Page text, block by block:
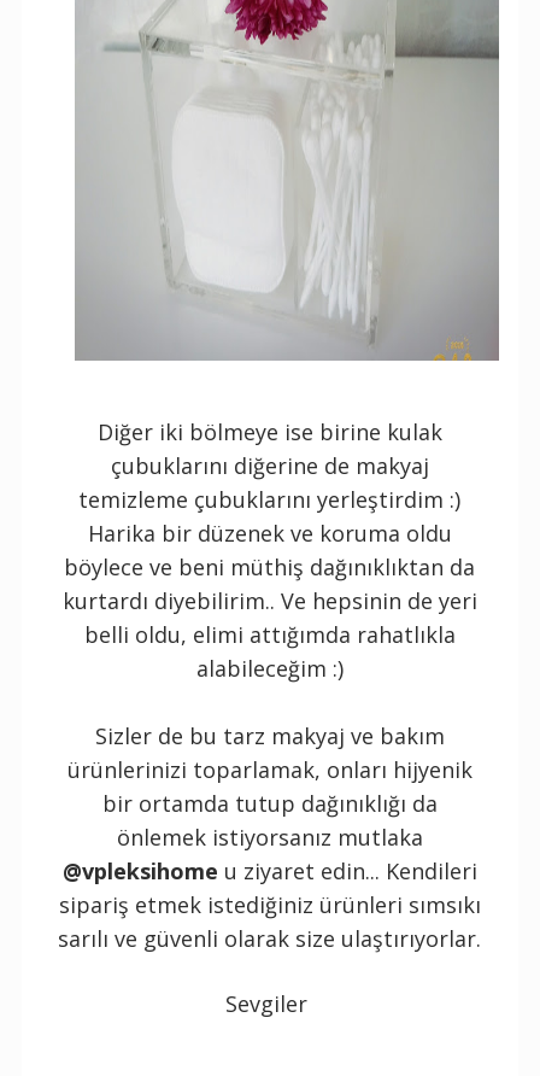
Diğer iki bölmeye ise birine kulak
çubuklarını diğerine de makyaj
temizleme çubuklarını yerleştirdim :)
Harika bir düzenek ve koruma oldu
böylece ve beni müthiş dağınıklıktan da
kurtardı diyebilirim.. Ve hepsinin de yeri
belli oldu, elimi attığımda rahatlıkla
alabileceğim :)
Sizler de bu tarz makyaj ve bakım
ürünlerinizi toparlamak, onları hijyenik
bir ortamda tutup dağınıklığı da
önlemek istiyorsanız mutlaka
@vpleksihome u ziyaret edin... Kendileri
sipariş etmek istediğiniz ürünleri sımsıkı
sarılı ve güvenli olarak size ulaştırıyorlar.
Sevgiler